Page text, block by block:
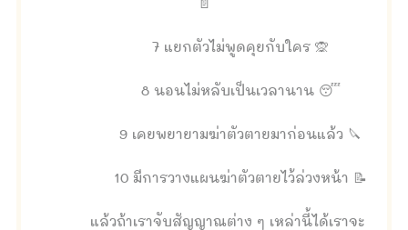
📄
7 แยกตัวไม่พูดคุยกับใคร 🙊
8 นอนไม่หลับเป็นเวลานาน 😴
9 เคยพยายามฆ่าตัวตายมาก่อนแล้ว 🔪
10 มีการวางแผนฆ่าตัวตายไว้ล่วงหน้า 📝
แล้วถ้าเราจับสัญญาณต่าง ๆ เหล่านี้ได้เราจะ